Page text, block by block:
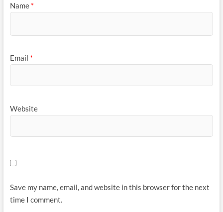
Name *
Email *
Website
Save my name, email, and website in this browser for the next
time I comment.